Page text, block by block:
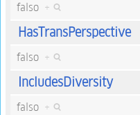
falso +
HasTransPerspective
falso +
IncludesDiversity
falso +